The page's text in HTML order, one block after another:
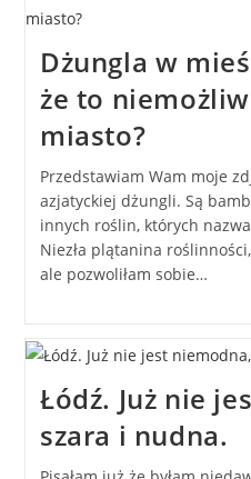
Dżungla w
że to
miasto?
Przedstawiam Wam moje
azjatyckiej dżungli. Są
innych roślin, których
Niezła plątanina
ale pozwoliłam sobie…
Łódź. Już nie
szara i nudna.